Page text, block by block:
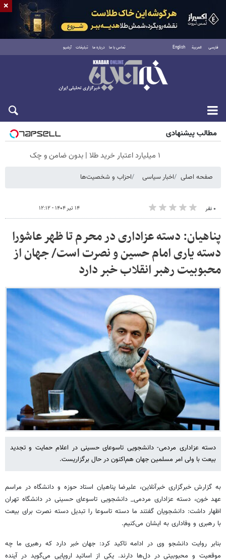
فارسی العربية English تماس با ما درباره ما تبلیغات آرشیو
جمعه ۱۶ مرداد ۱۴۰۵
مطالب پیشنهادی
۱ میلیارد اعتبار خرید طلا | بدون ضامن و چک
صفحه اصلی اخبار سیاسی احزاب و شخصیت‌ها
۰ نفر ۱۴ تیر ۱۴۰۴ - ۱۲:۱۲
پناهیان: دسته عزاداری در محرم تا ظهر عاشورا
دسته یاری امام حسین و نصرت است/ جهان از
محبوبیت رهبر انقلاب خبر دارد
دسته عزاداری مردمی- دانشجویی تاسوعای حسینی در اعلام حمایت و تجدید
بیعت با ولی امر مسلمین جهان هم‌اکنون در حال برگزاریست.
به گزارش خبرگزاری خبرآنلاین، علیرضا پناهیان استاد حوزه و دانشگاه در مراسم
عهد خون، دسته عزاداری مردمی_ دانشجویی تاسوعای حسینی در دانشگاه تهران
اظهار داشت: دانشجویان گفتند ما دسته تاسوعا را تبدیل دسته نصرت برای بیعت
با رهبری و وفاداری به ایشان می‌کنیم.
بنابر روایت دانشجو وی در ادامه تاکید کرد: جهان خبر دارد که رهبری ما چه
موقعیت و محبوبیتی در دل‌ها دارند. یکی از اساتید اروپایی می‌گوید در آینده
×